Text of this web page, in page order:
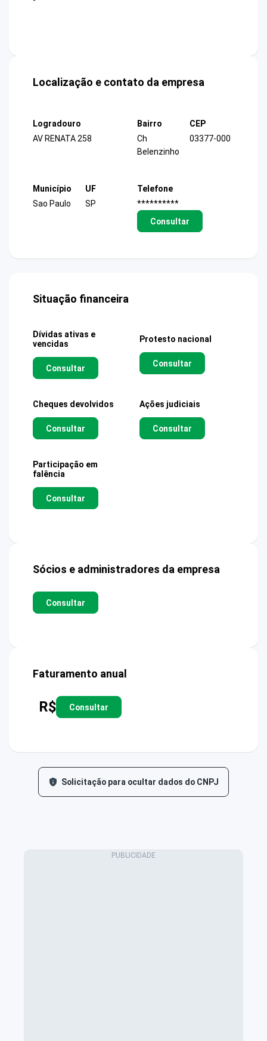
Localização e contato da empresa
Logradouro
AV RENATA 258
Bairro
Ch
Belenzinho
CEP
03377-000
Município
Sao Paulo
UF
SP
Telefone
**********
Consultar
Situação financeira
Dívidas ativas e
vencidas
Consultar
Protesto nacional
Consultar
Cheques devolvidos
Consultar
Ações judiciais
Consultar
Participação em
falência
Consultar
Sócios e administradores da empresa
Consultar
Faturamento anual
R$ Consultar
Solicitação para ocultar dados do CNPJ